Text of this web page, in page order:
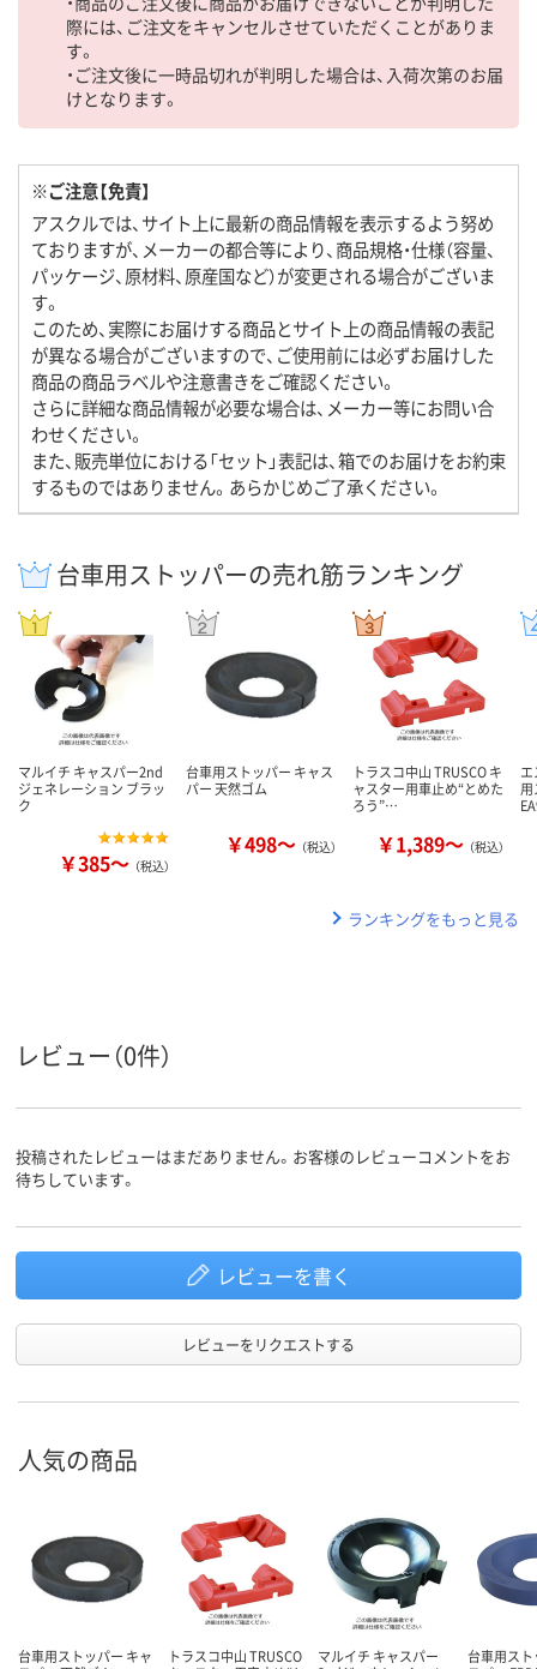
際には、ご注文をキャンセルさせていただくことがありま
す。
・ご注文後に一時品切れが判明した場合は、入荷次第のお届
けとなります。
※ご注意【免責】
アスクルでは、サイト上に最新の商品情報を表示するよう努め
ておりますが、メーカーの都合等により、商品規格・仕様（容量、
パッケージ、原材料、原産国など）が変更される場合がございま
す。
このため、実際にお届けする商品とサイト上の商品情報の表記
が異なる場合がございますので、ご使用前には必ずお届けした
商品の商品ラベルや注意書きをご確認ください。
さらに詳細な商品情報が必要な場合は、メーカー等にお問い合
わせください。
また、販売単位における「セット」表記は、箱でのお届けをお約束
するものではありません。あらかじめご了承ください。
台車用ストッパーの売れ筋ランキング
マルイチ キャスパー2nd
ジェネレーション ブラッ
ク
￥385～ （税込）
台車用ストッパー キャス
パー 天然ゴム
￥498～ （税込）
トラスコ中山 TRUSCO キ
ャスター用車止め“とめた
ろう”…
￥1,389～ （税込）
ランキングをもっと見る
レビュー（0件）
投稿されたレビューはまだありません。お客様のレビューコメントをお
待ちしています。
レビューを書く
レビューをリクエストする
人気の商品
台車用ストッパー キャ
トラスコ中山 TRUSCO
マルイチ キャスパー
台車用ス